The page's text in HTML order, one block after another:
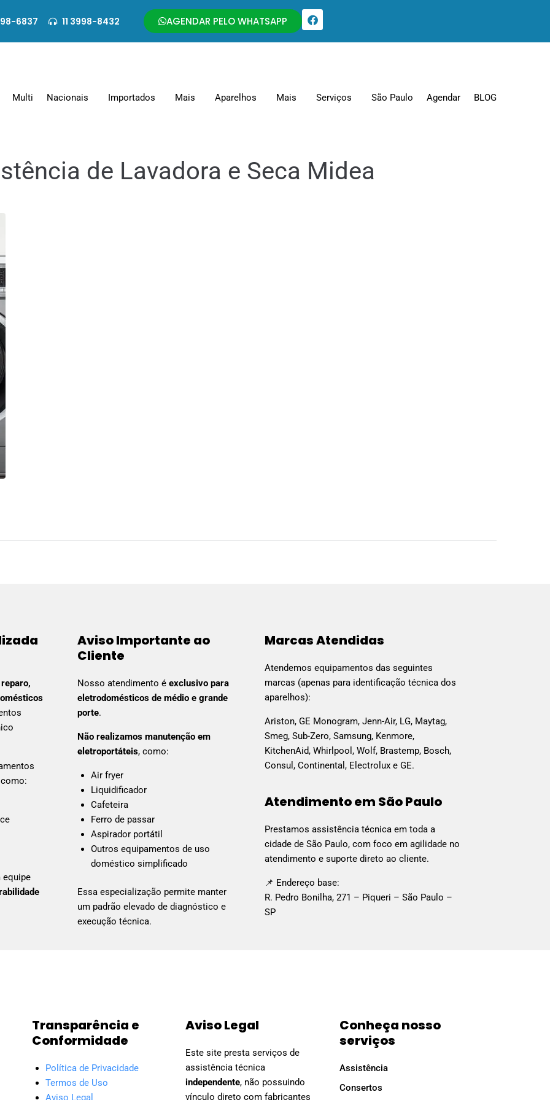
6837 11 3998-8432 AGENDAR PELO WHATSAPP
Multi Nacionais Importados Mais Aparelhos Mais Serviços São Paulo Agendar BLOG
de Lavadora e Seca Midea
reparo,
equipe
Aviso Importante ao
Cliente
Nosso atendimento é exclusivo para
eletrodomésticos de médio e grande
porte.
Não realizamos manutenção em
eletroportáteis, como:
Air fryer
Liquidificador
Cafeteira
Ferro de passar
Aspirador portátil
Outros equipamentos de uso
doméstico simplificado
Essa especialização permite manter
um padrão elevado de diagnóstico e
execução técnica.
Marcas Atendidas
Atendemos equipamentos das seguintes
marcas (apenas para identificação técnica dos
aparelhos):
Ariston, GE Monogram, Jenn-Air, LG, Maytag,
Smeg, Sub-Zero, Samsung, Kenmore,
KitchenAid, Whirlpool, Wolf, Brastemp, Bosch,
Consul, Continental, Electrolux e GE.
Atendimento em São Paulo
Prestamos assistência técnica em toda a
cidade de São Paulo, com foco em agilidade no
atendimento e suporte direto ao cliente.
📌 Endereço base:
R. Pedro Bonilha, 271 – Piqueri – São Paulo –
SP
Transparência e
Conformidade
Política de Privacidade
Termos de Uso
Aviso Legal
Aviso Legal
Este site presta serviços de
assistência técnica
independente, não possuindo
vínculo direto com fabricantes
Conheça nosso
serviços
Assistência
Consertos